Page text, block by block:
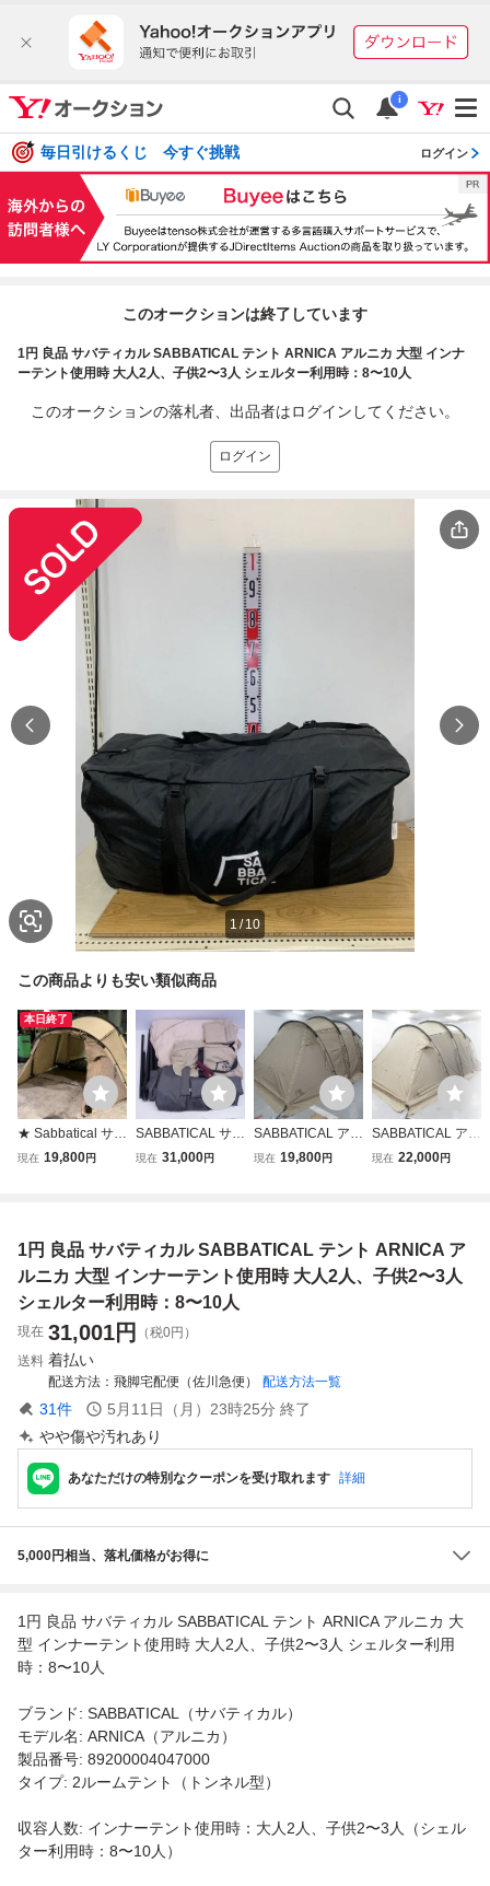
i
毎日引けるくじ 今すぐ挑戦 ログイン
このオークションは終了しています
1円 良品 サバティカル SABBATICAL テント ARNICA アルニカ 大型 インナ
ーテント使用時 大人2人、子供2〜3人 シェルター利用時：8〜10人
このオークションの落札者、出品者はログインしてください。
ログイン
1/ 10
この商品よりも安い類似商品
本日終了
★ Sabbatical サバ
ティカル GILIA ギ
現在 19,800円
SABBATICAL サバ
ティカル モーニン
現在 31,000円
SABBATICAL アル
ニカ （フライの
現在 19,800円
SABBATICAL アル
ニカ サバティカル
現在 22,000円
1円 良品 サバティカル SABBATICAL テント ARNICA ア
ルニカ 大型 インナーテント使用時 大人2人、子供2〜3人
シェルター利用時：8〜10人
現在 31,001円
（税0円）
送料 着払い
配送方法 飛脚宅配便（佐川急便） 配送方法一覧
31件 5月11日（月）23時25分 終了
やや傷や汚れあり
あなただけの特別なクーポンを受け取れます 詳細
5,000円相当、落札価格がお得に
1円 良品 サバティカル SABBATICAL テント ARNICA アルニカ 大
型 インナーテント使用時 大人2人、子供2〜3人 シェルター利用
時：8〜10人
ブランド: SABBATICAL（サバティカル）
モデル名: ARNICA（アルニカ）
製品番号: 89200004047000
タイプ: 2ルームテント（トンネル型）
収容人数: インナーテント使用時：大人2人、子供2〜3人（シェル
ター利用時：8〜10人）